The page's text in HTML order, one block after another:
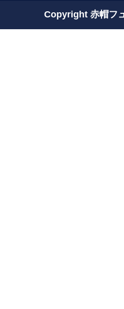
Copyright 赤帽フ